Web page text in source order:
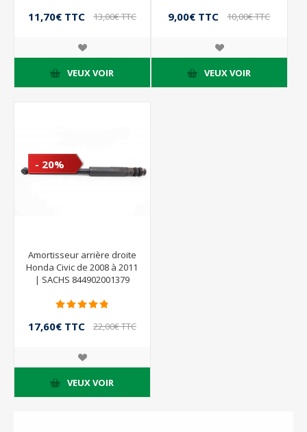
11,70€ TTC 13,00€ TTC
VEUX VOIR
9,00€ TTC 10,00€ TTC
VEUX VOIR
- 20%
Amortisseur arrière droite
Honda Civic de 2008 à 2011
| SACHS 844902001379
17,60€ TTC 22,00€ TTC
VEUX VOIR